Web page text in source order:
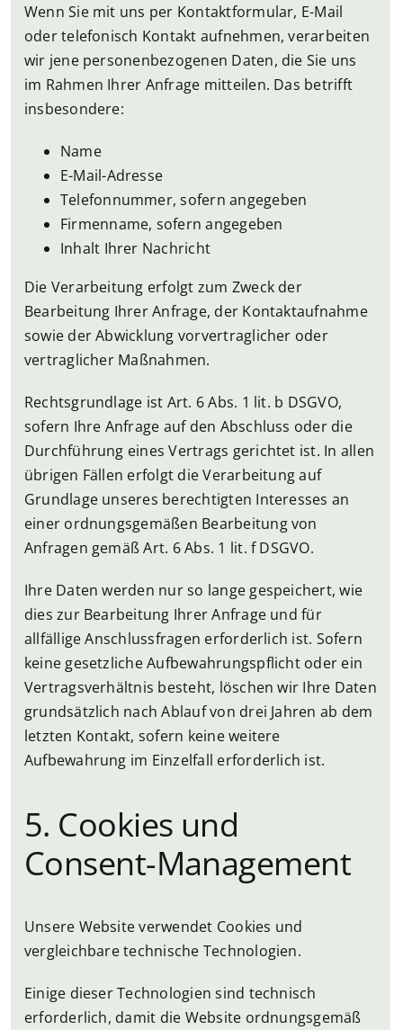
Wenn Sie mit uns per Kontaktformular, E-Mail
oder telefonisch Kontakt aufnehmen, verarbeiten
wir jene personenbezogenen Daten, die Sie uns
im Rahmen Ihrer Anfrage mitteilen. Das betrifft
insbesondere:
Name
E-Mail-Adresse
Telefonnummer, sofern angegeben
Firmenname, sofern angegeben
Inhalt Ihrer Nachricht
Die Verarbeitung erfolgt zum Zweck der
Bearbeitung Ihrer Anfrage, der Kontaktaufnahme
sowie der Abwicklung vorvertraglicher oder
vertraglicher Maßnahmen.
Rechtsgrundlage ist Art. 6 Abs. 1 lit. b DSGVO,
sofern Ihre Anfrage auf den Abschluss oder die
Durchführung eines Vertrags gerichtet ist. In allen
übrigen Fällen erfolgt die Verarbeitung auf
Grundlage unseres berechtigten Interesses an
einer ordnungsgemäßen Bearbeitung von
Anfragen gemäß Art. 6 Abs. 1 lit. f DSGVO.
Ihre Daten werden nur so lange gespeichert, wie
dies zur Bearbeitung Ihrer Anfrage und für
allfällige Anschlussfragen erforderlich ist. Sofern
keine gesetzliche Aufbewahrungspflicht oder ein
Vertragsverhältnis besteht, löschen wir Ihre Daten
grundsätzlich nach Ablauf von drei Jahren ab dem
letzten Kontakt, sofern keine weitere
Aufbewahrung im Einzelfall erforderlich ist.
5. Cookies und
Consent-Management
Unsere Website verwendet Cookies und
vergleichbare technische Technologien.
Einige dieser Technologien sind technisch
erforderlich, damit die Website ordnungsgemäß